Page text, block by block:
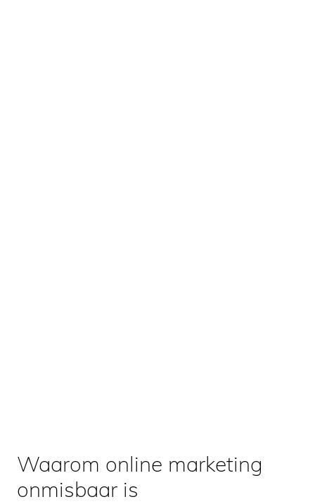
Waarom online marketing
onmisbaar is